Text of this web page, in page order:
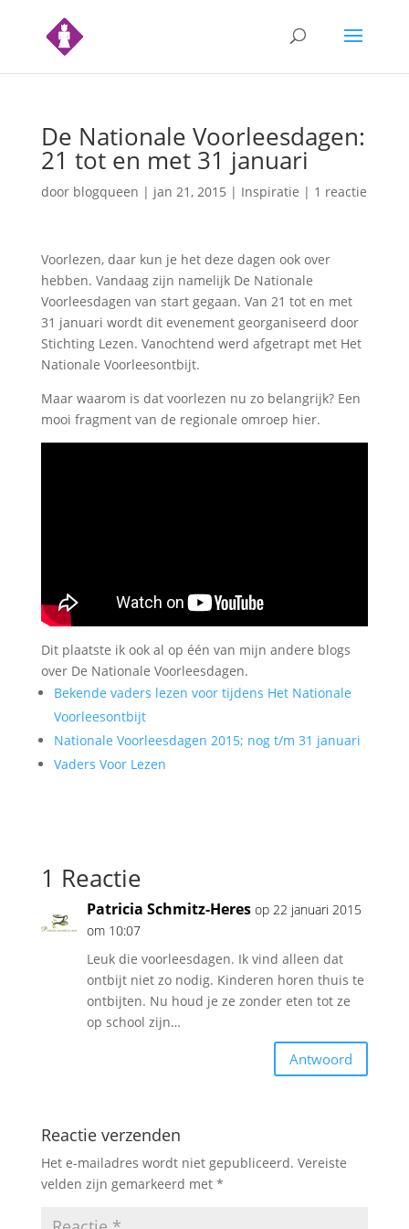
De Nationale Voorleesdagen:
21 tot en met 31 januari
door blogqueen | jan 21, 2015 | Inspiratie | 1 reactie
Voorlezen, daar kun je het deze dagen ook over
hebben. Vandaag zijn namelijk De Nationale
Voorleesdagen van start gegaan. Van 21 tot en met
31 januari wordt dit evenement georganiseerd door
Stichting Lezen. Vanochtend werd afgetrapt met Het
Nationale Voorleesontbijt.
Maar waarom is dat voorlezen nu zo belangrijk? Een
mooi fragment van de regionale omroep hier.
Dit plaatste ik ook al op één van mijn andere blogs
over De Nationale Voorleesdagen.
Bekende vaders lezen voor tijdens Het Nationale
Voorleesontbijt
Nationale Voorleesdagen 2015; nog t/m 31 januari
Vaders Voor Lezen
1 Reactie
Patricia Schmitz-Heres op 22 januari 2015
om 10:07
Leuk die voorleesdagen. Ik vind alleen dat
ontbijt niet zo nodig. Kinderen horen thuis te
ontbijten. Nu houd je ze zonder eten tot ze
op school zijn…
Antwoord
Reactie verzenden
Het e-mailadres wordt niet gepubliceerd. Vereiste
velden zijn gemarkeerd met *